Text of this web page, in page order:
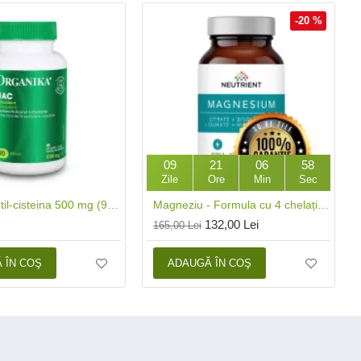
ÎN COŞ
-20 %
09
Zile
21
Ore
06
Min
57
Sec
165,00 Lei 132,00 Lei
ADAUGĂ ÎN COŞ